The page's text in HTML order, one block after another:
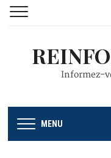
Informez-
MENU